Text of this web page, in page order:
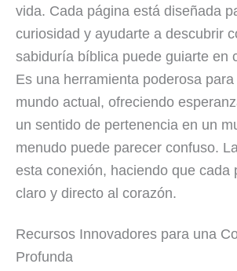
vida. Cada página está diseñada
curiosidad y ayudarte a descubrir
sabiduría bíblica puede guiarte en
Es una herramienta poderosa
mundo actual, ofreciendo
un sentido de pertenencia en un
menudo puede parecer confuso.
esta conexión, haciendo que cada
claro y directo al corazón.
Recursos Innovadores para una
Profunda